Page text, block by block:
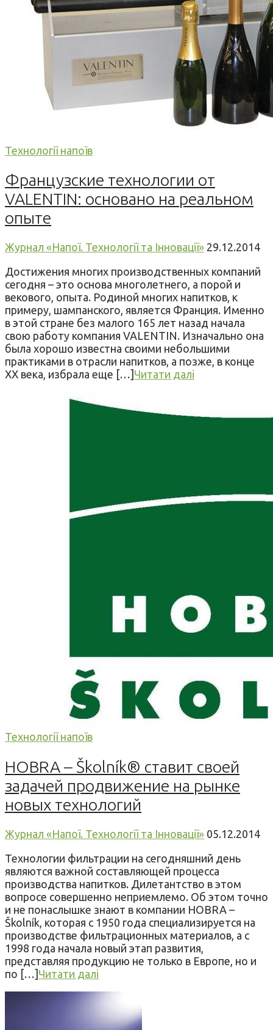
Технології напоїв
Французские технологии от
VALENTIN: основано на реальном
опыте
Журнал «Напої. Технології та Інновації» 29.12.2014
Достижения многих производственных компаний
сегодня – это основа многолетнего, а порой и
векового, опыта. Родиной многих напитков, к
примеру, шампанского, является Франция. Именно
в этой стране без малого 165 лет назад начала
свою работу компания VALENTIN. Изначально она
была хорошо известна своими небольшими
практиками в отрасли напитков, а позже, в конце
ХХ века, избрала еще […] Читати далі
Технології напоїв
HOBRA – Školník® ставит своей
задачей продвижение на рынке
новых технологий
Журнал «Напої. Технології та Інновації» 05.12.2014
Технологии фильтрации на сегодняшний день
являются важной составляющей процесса
производства напитков. Дилетантство в этом
вопросе совершенно неприемлемо. Об этом точно
и не понаслышке знают в компании HOBRA –
Školník, которая с 1950 года специализируется на
производстве фильтрационных материалов, а с
1998 года начала новый этап развития,
представляя продукцию не только в Европе, но и
по […] Читати далі